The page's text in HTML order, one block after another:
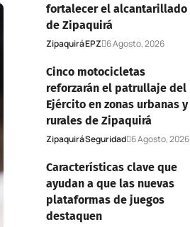
fortalecer el alcantarillado
de Zipaquirá
ZipaquiráEPZ 6 Agosto, 2026
Cinco motocicletas
reforzarán el patrullaje del
Ejército en zonas urbanas y
rurales de Zipaquirá
ZipaquiráSeguridad 6 Agosto, 2026
Características clave que
ayudan a que las nuevas
plataformas de juegos
destaquen